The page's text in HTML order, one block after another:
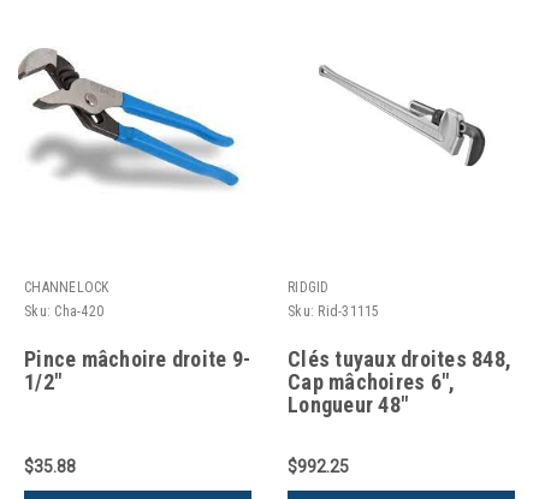
CHANNELOCK
Sku: Cha-420
Pince mâchoire droite 9-
1/2"
$35.88
RIDGID
Sku: Rid-31115
Clés tuyaux droites 848,
Cap mâchoires 6",
Longueur 48"
$992.25